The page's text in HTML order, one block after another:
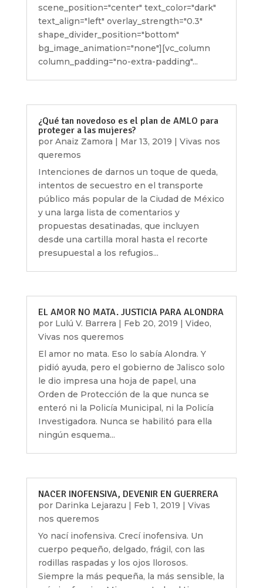
scene_position="center" text_color="dark"
text_align="left" overlay_strength="0.3"
shape_divider_position="bottom"
bg_image_animation="none"][vc_column
column_padding="no-extra-padding"...
¿Qué tan novedoso es el plan de AMLO para
proteger a las mujeres?
por Anaiz Zamora | Mar 13, 2019 | Vivas nos
queremos
Intenciones de darnos un toque de queda,
intentos de secuestro en el transporte
público más popular de la Ciudad de México
y una larga lista de comentarios y
propuestas desatinadas, que incluyen
desde una cartilla moral hasta el recorte
presupuestal a los refugios...
EL AMOR NO MATA. JUSTICIA PARA ALONDRA
por Lulú V. Barrera | Feb 20, 2019 | Video,
Vivas nos queremos
El amor no mata. Eso lo sabía Alondra. Y
pidió ayuda, pero el gobierno de Jalisco solo
le dio impresa una hoja de papel, una
Orden de Protección de la que nunca se
enteró ni la Policía Municipal, ni la Policía
Investigadora. Nunca se habilitó para ella
ningún esquema...
NACER INOFENSIVA, DEVENIR EN GUERRERA
por Darinka Lejarazu Feb 1, 2019
Vivas
nos queremos
Yo nací inofensiva. Crecí inofensiva. Un
cuerpo pequeño, delgado, frágil, con las
rodillas raspadas y los ojos llorosos.
Siempre la más pequeña, la más sensible, la